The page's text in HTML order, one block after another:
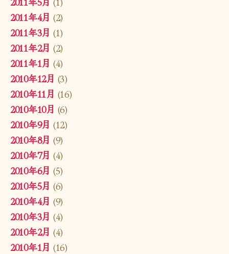
2011年4月 (2)
2011年3月 (1)
2011年2月 (2)
2011年1月 (4)
2010年12月 (3)
2010年11月 (16)
2010年10月 (6)
2010年9月 (12)
2010年8月 (9)
2010年7月 (4)
2010年6月 (5)
2010年5月 (6)
2010年4月 (9)
2010年3月 (4)
2010年2月 (4)
2010年1月 (16)